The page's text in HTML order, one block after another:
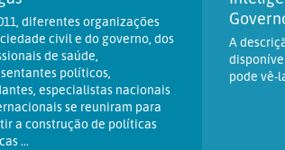
diferentes organizações
civil e do governo, dos
de saúde,
políticos,
especialistas nacionais
se reuniram para
a construção de políticas
...
A
pode vê-